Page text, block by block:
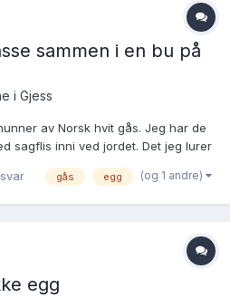
sammen i en bu på
i Gjess
av Norsk hvit gås. Jeg har de
sagflis inni ved jordet. Det jeg lurer
de forrige... De andre hunnene
gås egg (og 1 andre)
egg